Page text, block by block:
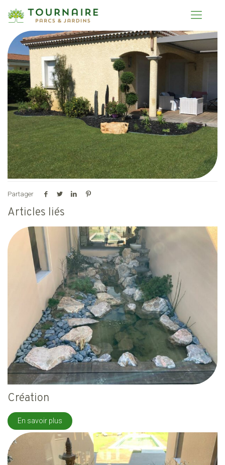
Partager
Articles liés
Création
En savoir plus